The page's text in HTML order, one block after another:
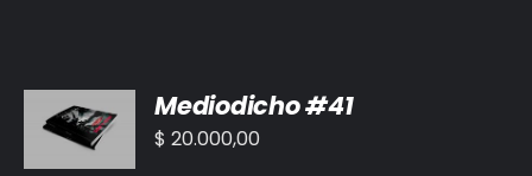
AL
CARRITO
/
Mediodicho #41
$ 20.000,00